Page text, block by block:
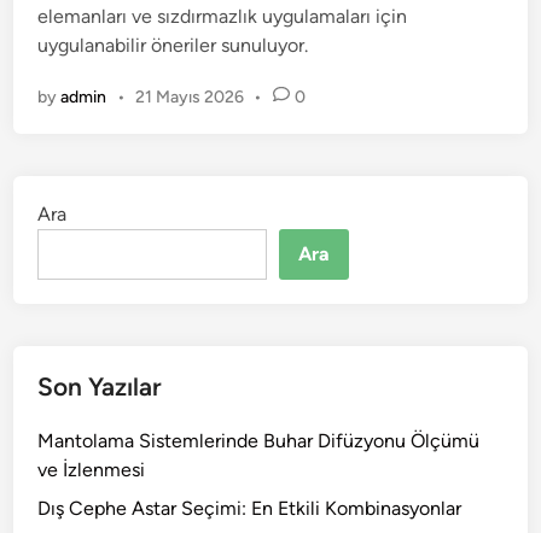
elemanları ve sızdırmazlık uygulamaları için
uygulanabilir öneriler sunuluyor.
byadmin • 21 Mayıs 2026 • 0
Ara
Ara
Son Yazılar
Mantolama Sistemlerinde Buhar Difüzyonu Ölçümü
ve İzlenmesi
Dış Cephe Astar Seçimi: En Etkili Kombinasyonlar